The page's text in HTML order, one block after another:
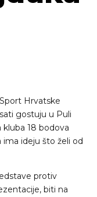
Hrvatske
gostuju u Puli
kluba 18 bodova
ima ideju što želi od
protiv
biti na